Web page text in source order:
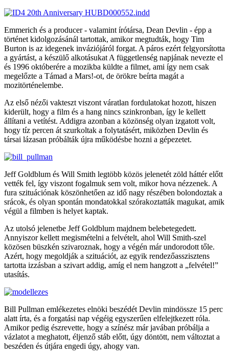
Emmerich és a producer - valamint írótársa, Dean Devlin - épp a
történet kidolgozásánál tartottak, amikor megtudták, hogy Tim
Burton is az idegenek inváziójáról forgat. A páros ezért felgyorsította
a gyártást, a készülő alkotásukat A függetlenség napjának nevezte el
és 1996 októberére a mozikba küldte a filmet, ami így nem csak
megelőzte a Támad a Mars!-ot, de örökre beírta magát a
mozitörténelembe.
Az első nézői vakteszt viszont váratlan fordulatokat hozott, hiszen
kiderült, hogy a film és a hang nincs szinkronban, így le kellett
állítani a vetítést. Addigra azonban a közönség olyan izgatott volt,
hogy tíz percen át szurkoltak a folytatásért, miközben Devlin és
társai lázasan próbálták újra működésbe hozni a gépezetet.
Jeff Goldblum és Will Smith legtöbb közös jelenetét zöld háttér előtt
vették fel, így viszont fogalmuk sem volt, mikor hova nézzenek. A
fura szituációnak köszönhetően az idő nagy részében bolondoztak a
srácok, és olyan spontán mondatokkal szórakoztatták magukat, amik
végül a filmben is helyet kaptak.
Az utolsó jelenetbe Jeff Goldblum majdnem belebetegedett.
Annyiszor kellett megismételni a felvételt, ahol Will Smith-szel
közösen büszkén szivaroznak, hogy a végén már undorodott tőle.
Azért, hogy megoldják a szituációt, az egyik rendezőasszisztens
tartotta izzásban a szivart addig, amíg el nem hangzott a „felvétel!”
utasítás.
Bill Pullman emlékezetes elnöki beszédét Devlin mindössze 15 perc
alatt írta, és a forgatási nap végéig egyszerűen elfelejtkezett róla.
Amikor pedig észrevette, hogy a színész már javában próbálja a
vázlatot a meghatott, éljenző stáb előtt, úgy döntött, nem változtat a
beszéden és útjára engedi úgy, ahogy van.